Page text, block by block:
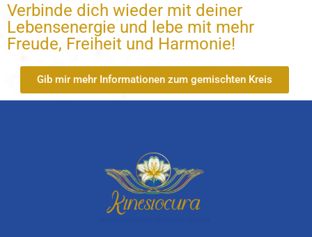
Verbinde dich wieder mit deiner
Lebensenergie und lebe mit mehr
Freude, Freiheit und Harmonie!
Gib mir mehr Informationen zum gemischten Kreis